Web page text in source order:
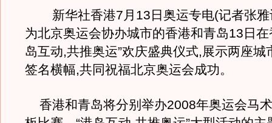
新华社香港7月13日奥运专电(记者张
为北京奥运会协办城市的香港和青岛13日在
岛互动,共推奥运”欢庆盛典仪式,展示两座城
签名横幅,共同祝福北京奥运会成功。
香港和青岛将分别举办2008年奥运会马